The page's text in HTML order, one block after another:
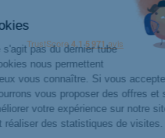
cook-cook-cookies
Hop-hop-hop, il ne s'agit pas du
à la mode.Les cookies nous
simplement de mieux vous
utilisation, nous pourrons vous
personnalisés, améliorer votre
votre connexion et réaliser des